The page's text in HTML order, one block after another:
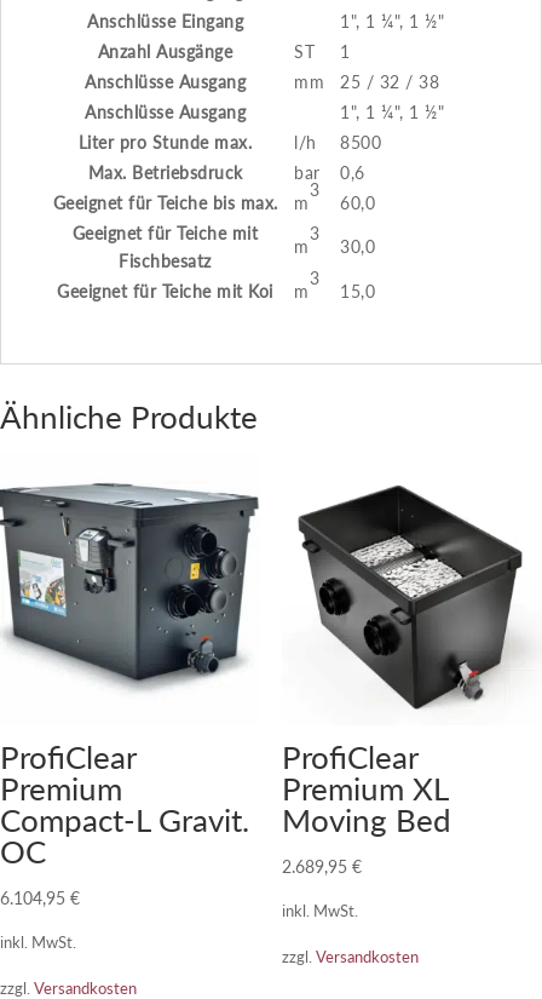
Anschlüsse Eingang
1", 1 ¼", 1 ½"
Anzahl Ausgänge
ST
1
Anschlüsse Ausgang
mm
25 / 32 / 38
Anschlüsse Ausgang
1", 1 ¼", 1 ½"
Liter pro Stunde max.
l/h
8500
Max. Betriebsdruck
bar
0,6
Geeignet für Teiche bis max.
m
3
60,0
Geeignet für Teiche mit
Fischbesatz
m
3
30,0
Geeignet für Teiche mit Koi m
3
15,0
Ähnliche Produkte
ProfiClear
Premium
Compact-L Gravit.
OC
6.104,95 €
inkl. MwSt.
zzgl. Versandkosten
ProfiClear
Premium XL
Moving Bed
2.689,95 €
inkl. MwSt.
zzgl. Versandkosten